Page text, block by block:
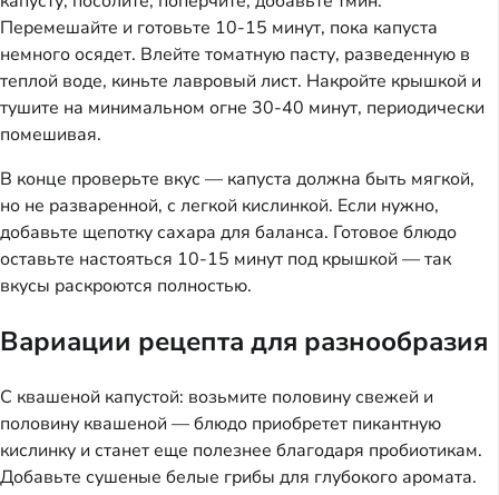
Перемешайте и готовьте 10-15 минут, пока капуста
немного осядет. Влейте томатную пасту, разведенную в
теплой воде, киньте лавровый лист. Накройте крышкой и
тушите на минимальном огне 30-40 минут, периодически
помешивая.
В конце проверьте вкус — капуста должна быть мягкой,
но не разваренной, с легкой кислинкой. Если нужно,
добавьте щепотку сахара для баланса. Готовое блюдо
оставьте настояться 10-15 минут под крышкой — так
вкусы раскроются полностью.
Вариации рецепта для разнообразия
С квашеной капустой: возьмите половину свежей и
половину квашеной — блюдо приобретет пикантную
кислинку и станет еще полезнее благодаря пробиотикам.
Добавьте сушеные белые грибы для глубокого аромата.